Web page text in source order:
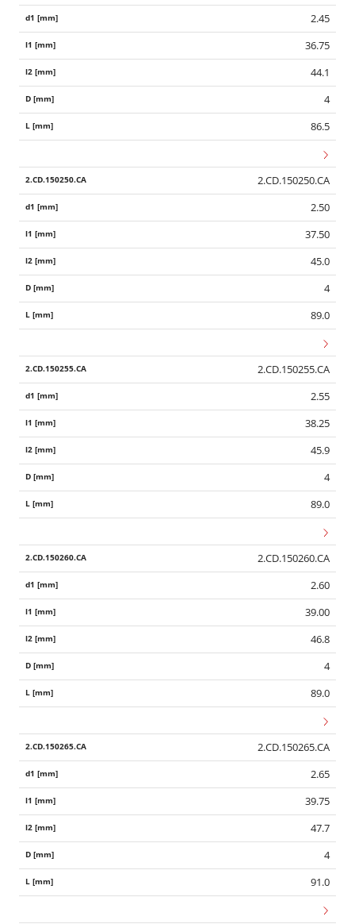
2.45
36.75
44.1
4
86.5
2.CD.150250.CA
2.50
37.50
45.0
4
89.0
2.CD.150255.CA
2.55
38.25
45.9
4
89.0
2.CD.150260.CA
2.60
39.00
46.8
4
89.0
2.CD.150265.CA
2.65
39.75
47.7
4
91.0